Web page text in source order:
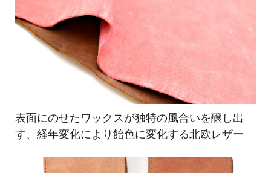
表面にのせたワックスが独特の風合いを醸し出
す、経年変化により飴色に変化する北欧レザー